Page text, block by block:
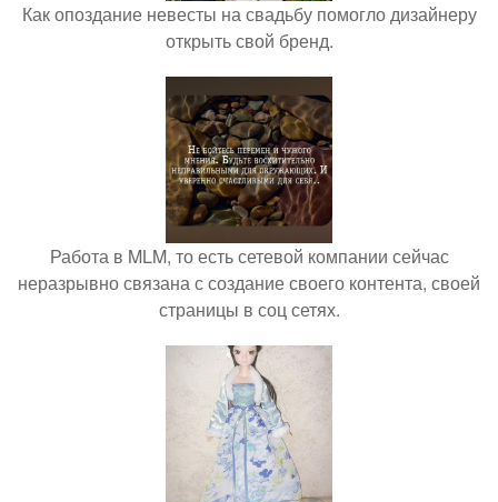
Как опоздание невесты на свадьбу помогло дизайнеру
открыть свой бренд.
Работа в MLM, то есть сетевой компании сейчас
неразрывно связана с создание своего контента, своей
страницы в соц сетях.